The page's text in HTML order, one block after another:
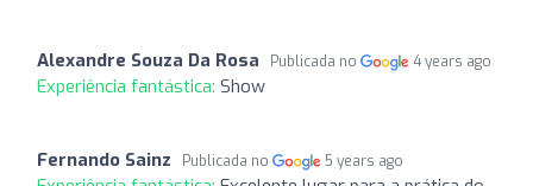
Alexandre Souza Da Rosa Publicada no 4 years ago
Experiência fantástica: Show
Fernando Sainz Publicada no 5 years ago